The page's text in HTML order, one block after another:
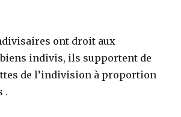
ont droit aux
indivis, ils supportent de
de l’indivision à proportion
.